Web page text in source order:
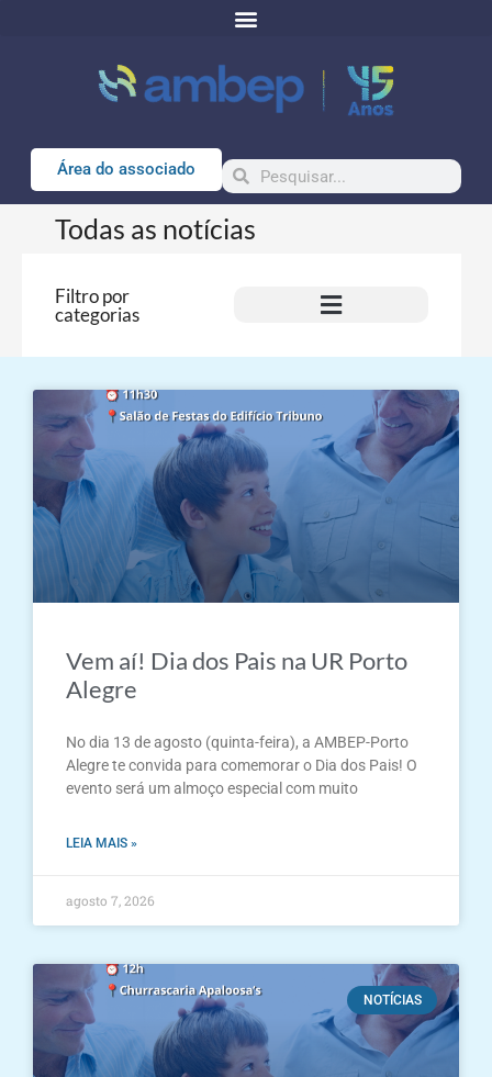
Área do associado
Todas as notícias
Filtro por
categorias
Vem aí! Dia dos Pais na UR Porto
Alegre
No dia 13 de agosto (quinta-feira), a AMBEP-Porto
Alegre te convida para comemorar o Dia dos Pais! O
evento será um almoço especial com muito
LEIA MAIS »
agosto 7, 2026
NOTÍCIAS